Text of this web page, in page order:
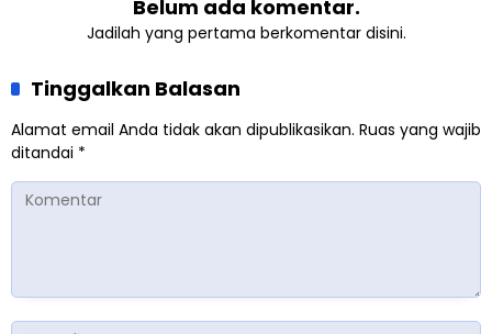
Belum ada komentar.
Jadilah yang pertama berkomentar disini.
Tinggalkan Balasan
Alamat email Anda tidak akan dipublikasikan. Ruas yang wajib
ditandai *